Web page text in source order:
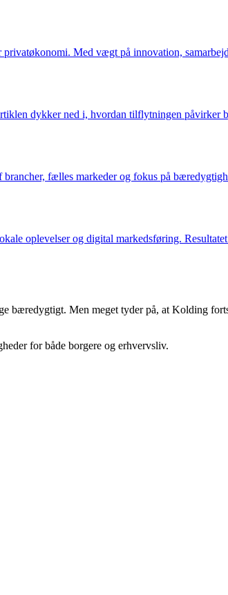
Med vægt på innovation,
dykker ned i, hvordan tilflytningen påvirker
fælles markeder og fokus på
oplevelser og digital markedsføring.
bæredygtigt. Men meget tyder på, at Kolding
for både borgere og erhvervsliv.